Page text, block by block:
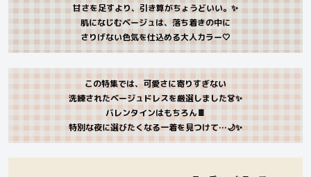
甘さを足すより、引き算がちょうどいい。✨
肌になじむベージュは、落ち着きの中に
さりげない色気を仕込める大人カラー🤍
この特集では、可愛さに寄りすぎない
洗練されたベージュドレスを厳選しました👗✨
バレンタインはもちろん🍫
特別な夜に選びたくなる一着を見つけて…🌙✨